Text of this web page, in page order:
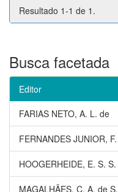
Resultado 1-1 de 1.
Busca facetada
Editor
FARIAS NETO, A. L. de
FERNANDES JUNIOR, F.
HOOGERHEIDE, E. S. S.
MAGALHÃES, C. A. de S.